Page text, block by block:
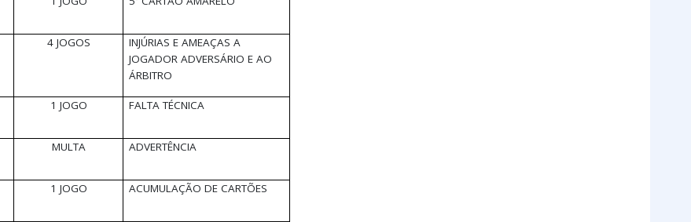
4 JOGOS
INJÚRIAS E AMEAÇAS A
JOGADOR ADVERSÁRIO E AO
ÁRBITRO
1 JOGO FALTA TÉCNICA
MULTA ADVERTÊNCIA
1 JOGO ACUMULAÇÃO DE CARTÕES